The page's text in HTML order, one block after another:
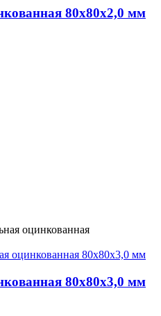
80x80x2,0 мм
оцинкованная
80x80x3,0 мм